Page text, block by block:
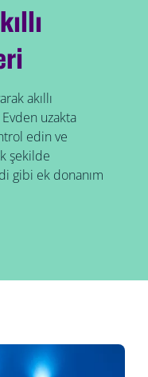
akıllı
uzakta
edin ve
şekilde
gibi ek donanım